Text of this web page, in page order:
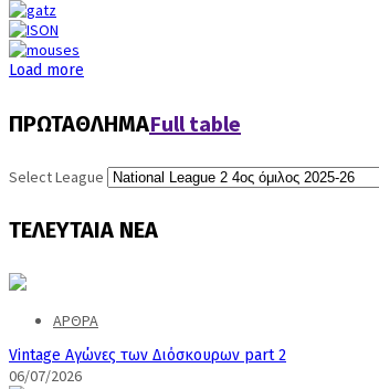
Load more
ΠΡΩΤΑΘΛΗΜΑFull table
Select League
ΤΕΛΕΥΤΑΙΑ ΝΕΑ
ΑΡΘΡΑ
Vintage Αγώνες των Διόσκουρων part 2
06/07/2026